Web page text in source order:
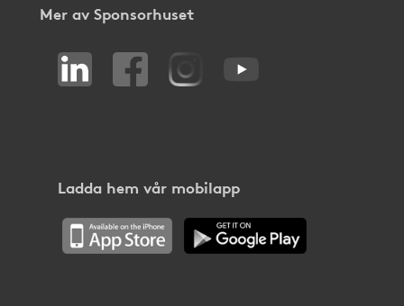
Mer av Sponsorhuset
Ladda hem vår mobilapp